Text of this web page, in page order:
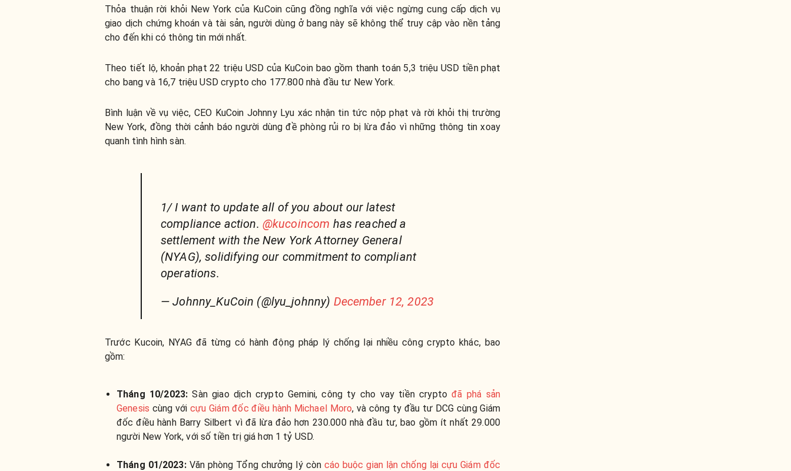
Thỏa thuận rời khỏi New York của KuCoin cũng đồng nghĩa với việc ngừng cung cấp dịch vụ
giao dịch chứng khoán và tài sản, người dùng ở bang này sẽ không thể truy cập vào nền tảng
cho đến khi có thông tin mới nhất.
Theo tiết lộ, khoản phạt 22 triệu USD của KuCoin bao gồm thanh toán 5,3 triệu USD tiền phạt
cho bang và 16,7 triệu USD crypto cho 177.800 nhà đầu tư New York.
Bình luận về vụ việc, CEO KuCoin Johnny Lyu xác nhận tin tức nộp phạt và rời khỏi thị trường
New York, đồng thời cảnh báo người dùng đề phòng rủi ro bị lừa đảo vì những thông tin xoay
quanh tình hình sàn.
1/ I want to update all of you about our latest
compliance action. @kucoincom has reached a
settlement with the New York Attorney General
(NYAG), solidifying our commitment to compliant
operations.
— Johnny_KuCoin (@lyu_johnny) December 12, 2023
Trước Kucoin, NYAG đã từng có hành động pháp lý chống lại nhiều công crypto khác, bao
gồm:
Tháng 10/2023: Sàn giao dịch crypto Gemini, công ty cho vay tiền cryptođã phá sản
Genesis cùng vớicựu Giám đốc điều hành Michael Moro, và công ty đầu tư DCG cùng Giám
đốc điều hành Barry Silbert vì đã lừa đảo hơn 230.000 nhà đầu tư, bao gồm ít nhất 29.000
người New York, với số tiền trị giá hơn 1 tỷ USD.
Tháng 01/2023:Văn phòng Tổng chưởng lý còn cáo buộc gian lận chống lại cựu Giám đốc